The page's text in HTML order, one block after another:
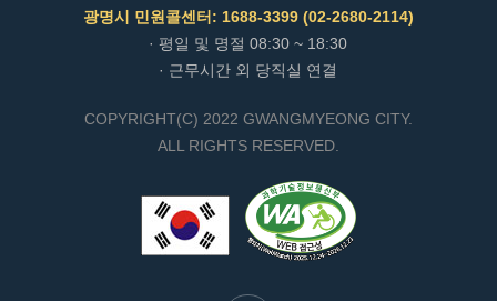
광명시 민원콜센터: 1688-3399 (02-2680-2114)
· 평일 및 명절 08:30 ~ 18:30
· 근무시간 외 당직실 연결
COPYRIGHT(C) 2022 GWANGMYEONG CITY.
ALL RIGHTS RESERVED.